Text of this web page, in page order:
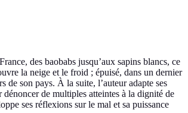
des baobabs jusqu’aux sapins blancs, ce
la neige et le froid ; épuisé, dans un dernier
de son pays. À la suite, l’auteur adapte ses
de multiples atteintes à la dignité de
ses réflexions sur le mal et sa puissance